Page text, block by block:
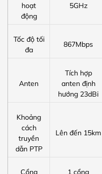
hoạt
động
5GHz
Tốc độ tối
đa
867Mbps
Anten
Tích hợp
anten định
hướng 23dBi
Khoảng
cách
truyền
dẫn PTP
Lên đến 15km
Cổng
1 cổng